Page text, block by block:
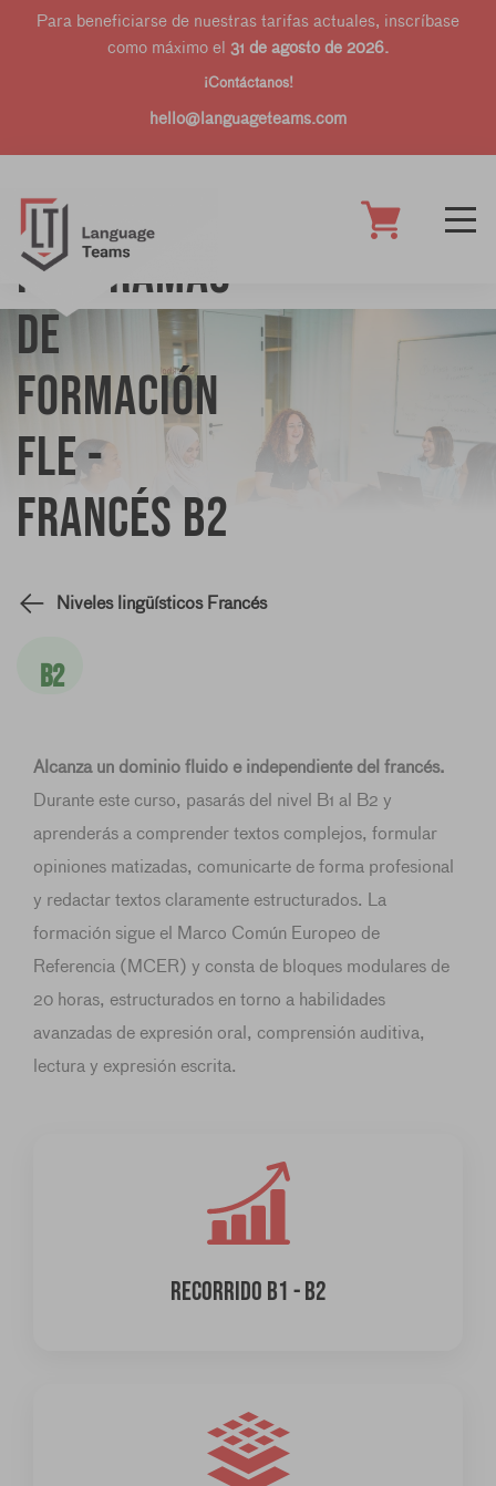
Para beneficiarse de nuestras tarifas actuales, inscríbase
como máximo el 31 de agosto de 2026.
¡Contáctanos!
hello@languageteams.com
Programas
de
formación
FLE -
Francés B2
Niveles lingüísticos Francés
B2
Alcanza un dominio fluido e independiente del francés.
Durante este curso, pasarás del nivel B1 al B2 y
aprenderás a comprender textos complejos, formular
opiniones matizadas, comunicarte de forma profesional
y redactar textos claramente estructurados. La
formación sigue el Marco Común Europeo de
Referencia (MCER) y consta de bloques modulares de
20 horas, estructurados en torno a habilidades
avanzadas de expresión oral, comprensión auditiva,
lectura y expresión escrita.
RECORRIDO B1 - B2